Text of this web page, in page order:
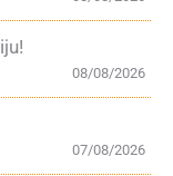
08/08/2026
07/08/2026